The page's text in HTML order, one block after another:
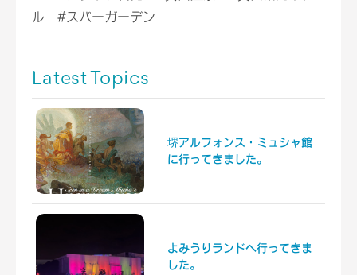
ル #スパーガーデン
Latest Topics
堺アルフォンス・ミュシャ館
に行ってきました。
よみうりランドへ行ってきま
した。